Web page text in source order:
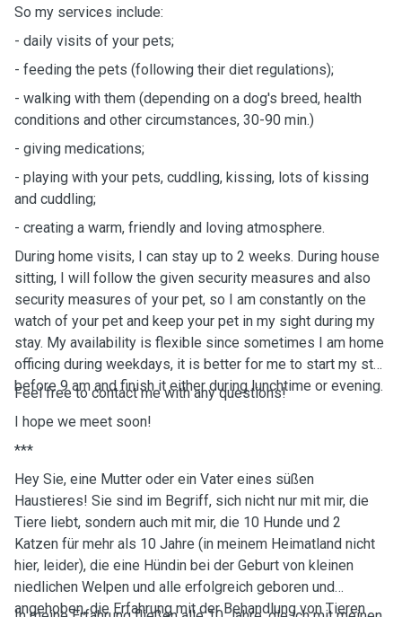
So my services include:
- daily visits of your pets;
- feeding the pets (following their diet regulations);
- walking with them (depending on a dog's breed, health
conditions and other circumstances, 30-90 min.)
- giving medications;
- playing with your pets, cuddling, kissing, lots of kissing
and cuddling;
- creating a warm, friendly and loving atmosphere.
During home visits, I can stay up to 2 weeks. During house
sitting, I will follow the given security measures and also
security measures of your pet, so I am constantly on the
watch of your pet and keep your pet in my sight during my
stay. My availability is flexible since sometimes I am home
officing during weekdays, it is better for me to start my stay
before 9 am and finish it either during lunchtime or evening.
Feel free to contact me with any questions!
I hope we meet soon!
***
Hey Sie, eine Mutter oder ein Vater eines süßen
Haustieres! Sie sind im Begriff, sich nicht nur mit mir, die
Tiere liebt, sondern auch mit mir, die 10 Hunde und 2
Katzen für mehr als 10 Jahre (in meinem Heimatland nicht
hier, leider), die eine Hündin bei der Geburt von kleinen
niedlichen Welpen und alle erfolgreich geboren und
angehoben, die Erfahrung mit der Behandlung von Tieren